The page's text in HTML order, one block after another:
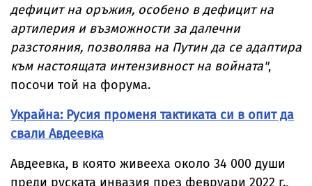
дефицит на оръжия, особено в дефицит на
артилерия и възможности за далечни
разстояния, позволява на Путин да се адаптира
към настоящата интензивност на войната",
посочи той на форума.
Украйна: Русия променя тактиката си в опит да
свали Авдеевка
Авдеевка, в която живееха около 34 000 души
преди руската инвазия през февруари 2022 г.,